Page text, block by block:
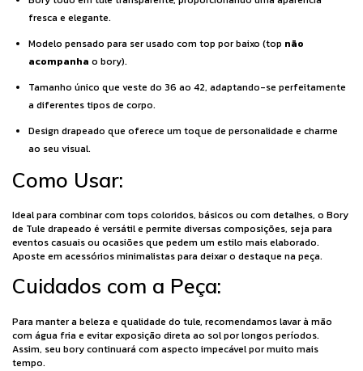
fresca e elegante.
Modelo pensado para ser usado com top por baixo (top não
acompanha o bory).
Tamanho único que veste do 36 ao 42, adaptando-se perfeitamente
a diferentes tipos de corpo.
Design drapeado que oferece um toque de personalidade e charme
ao seu visual.
Como Usar:
Ideal para combinar com tops coloridos, básicos ou com detalhes, o Bory
de Tule drapeado é versátil e permite diversas composições, seja para
eventos casuais ou ocasiões que pedem um estilo mais elaborado.
Aposte em acessórios minimalistas para deixar o destaque na peça.
Cuidados com a Peça:
Para manter a beleza e qualidade do tule, recomendamos lavar à mão
com água fria e evitar exposição direta ao sol por longos períodos.
Assim, seu bory continuará com aspecto impecável por muito mais
tempo.